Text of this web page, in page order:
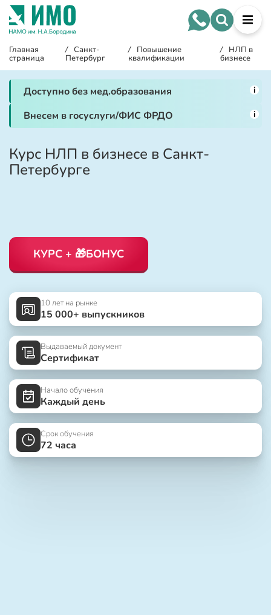
Главная
страница
/ Санкт-
Петербург
/ Повышение
квалификации
/ НЛП в
бизнесе
Доступно без мед.образования i
Внесем в госуслуги/ФИС ФРДО i
Курс НЛП в бизнесе в Санкт-
Петербурге
КУРС + 🎁БОНУС
10 лет на рынке
15 000+ выпускников
Выдаваемый документ
Сертификат
Начало обучения
Каждый день
Срок обучения
72 часа